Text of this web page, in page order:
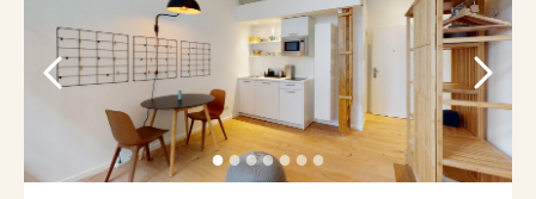
●●●●●●●